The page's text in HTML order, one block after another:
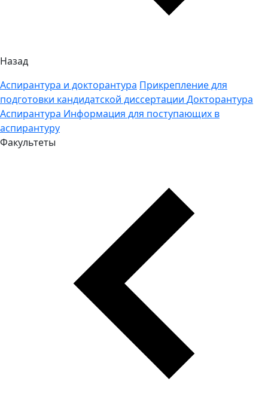
Назад
Аспирантура и докторантура Прикрепление для
подготовки кандидатской диссертации Докторантура
Аспирантура Информация для поступающих в
аспирантуру
Факультеты